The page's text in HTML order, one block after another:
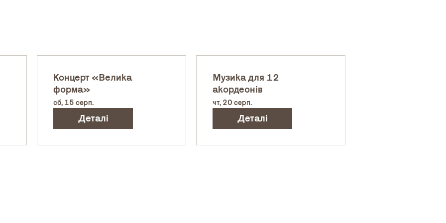
Концерт «Велика
форма»
сб, 15 серп.
Деталі
Музика для 12
акордеонів
чт, 20 серп.
Деталі